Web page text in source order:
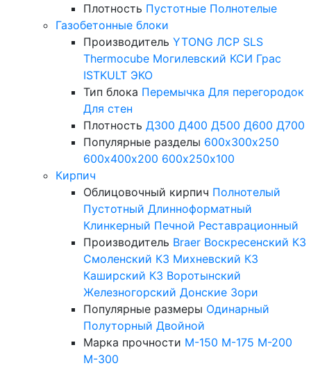
Плотность Пустотные Полнотелые
Газобетонные блоки
Производитель YTONG ЛСР SLS
Thermocube Могилевский КСИ Грас
ISTKULT ЭКО
Тип блока Перемычка Для перегородок
Для стен
Плотность Д300 Д400 Д500 Д600 Д700
Популярные разделы 600х300х250
600х400х200 600х250х100
Кирпич
Облицовочный кирпич Полнотелый
Пустотный Длинноформатный
Клинкерный Печной Реставрационный
Производитель Braer Воскресенский КЗ
Смоленский КЗ Михневский КЗ
Каширский КЗ Воротынский
Железногорский Донские Зори
Популярные размеры Одинарный
Полуторный Двойной
Марка прочности М-150 М-175 М-200
М-300